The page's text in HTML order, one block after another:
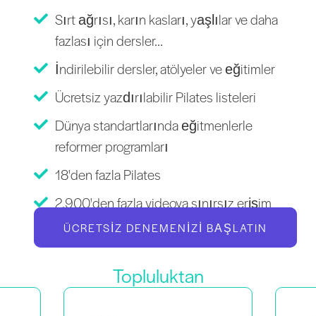
Sırt ağrısı, karın kasları, yaşlılar ve daha
fazlası için dersler...
İndirilebilir dersler, atölyeler ve eğitimler
Ücretsiz yazdırılabilir Pilates listeleri
Dünya standartlarında eğitmenlerle
reformer programları
18'den fazla Pilates
2.900'den fazla videoya sınırsız erişim
ÜCRETSIZ DENEMENIZI BAŞLATIN
Topluluktan